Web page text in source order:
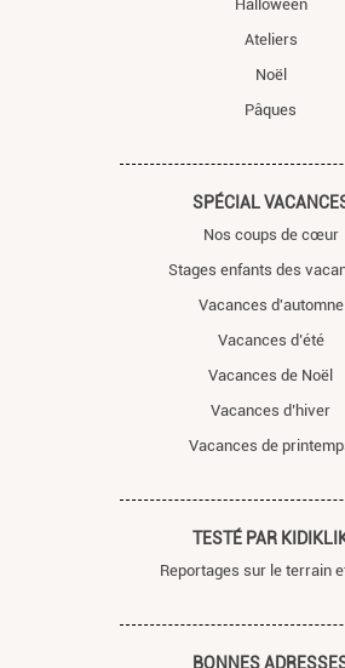
Halloween
Ateliers
Noël
Pâques
SPÉCIAL
Nos coups de cœur
Stages enfants des
Vacances d'automne
Vacances d’été
Vacances de Noël
Vacances d’hiver
Vacances de
TESTÉ PAR
Reportages sur le terrain
BONNES